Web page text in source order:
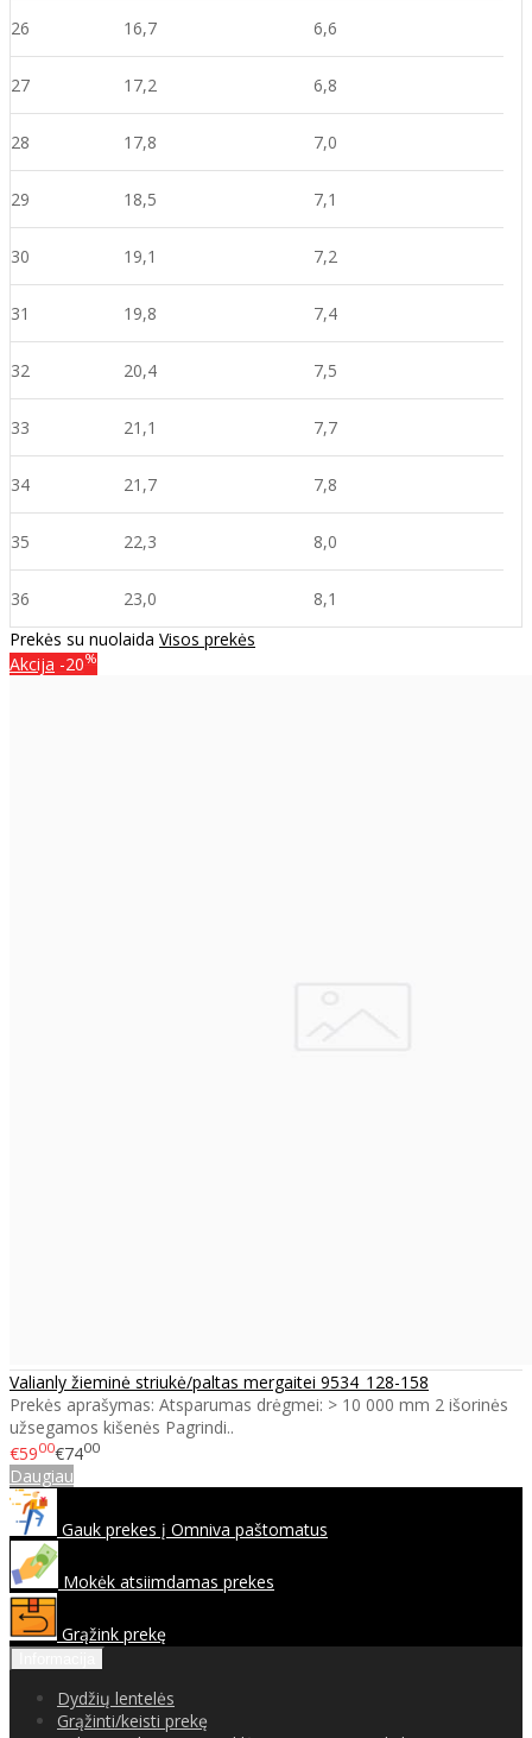
26 16,7 6,6
27 17,2 6,8
28 17,8 7,0
29 18,5 7,1
30 19,1 7,2
31 19,8 7,4
32 20,4 7,5
33 21,1 7,7
34 21,7 7,8
35 22,3 8,0
36 23,0
8,1
Prekės su nuolaida Visos prekės
Akcija -20%
Valianly žieminė striukė/paltas mergaitei 9534_128-158
Prekės aprašymas: Atsparumas drėgmei: > 10 000 mm 2 išorinės
užsegamos kišenės Pagrindi..
€5900€7400
Daugiau
Gauk prekes į Omniva paštomatus
Mokėk atsiimdamas prekes
Grąžink prekę
Dydžių lentelės
Grąžinti/keisti prekę